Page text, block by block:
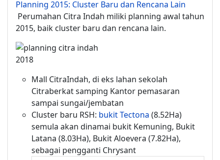
Planning 2015: Cluster Baru dan Rencana Lain
Perumahan Citra Indah miliki planning awal tahun
2015, baik cluster baru dan rencana lain.
Mall CitraIndah, di eks lahan sekolah
Citraberkat samping Kantor pemasaran
sampai sungai/jembatan
Cluster baru RSH: bukit Tectona (8.52Ha)
semula akan dinamai bukit Kemuning, Bukit
Latana (8.03Ha), Bukit Aloevera (7.82Ha),
sebagai pengganti Chrysant